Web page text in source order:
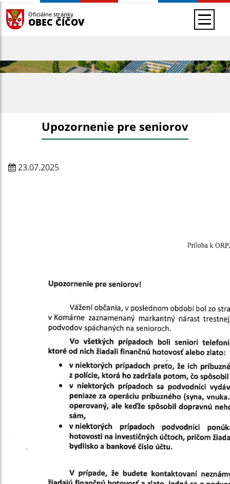
Oficiálne stránky
OBEC ČÍČOV
Upozornenie pre seniorov
23.07.2025